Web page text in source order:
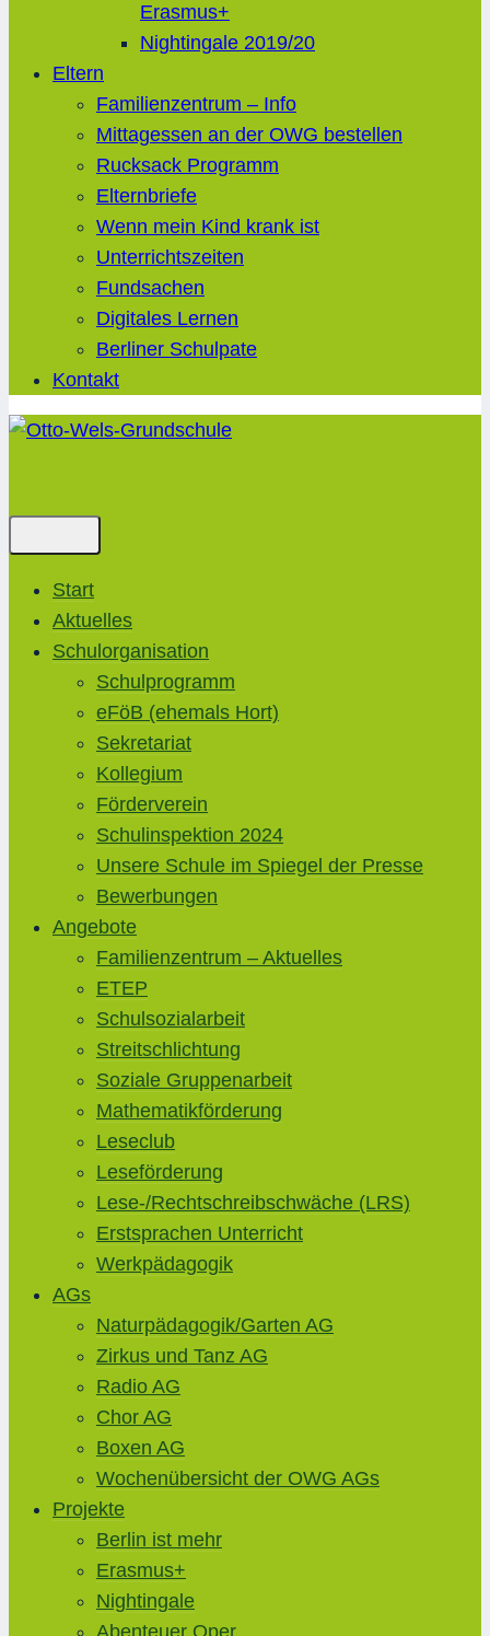
Erasmus+
Nightingale 2019/20
Eltern
Familienzentrum – Info
Mittagessen an der OWG bestellen
Rucksack Programm
Elternbriefe
Wenn mein Kind krank ist
Unterrichtszeiten
Fundsachen
Digitales Lernen
Berliner Schulpate
Kontakt
Start
Aktuelles
Schulorganisation
Schulprogramm
eFöB (ehemals Hort)
Sekretariat
Kollegium
Förderverein
Schulinspektion 2024
Unsere Schule im Spiegel der Presse
Bewerbungen
Angebote
Familienzentrum – Aktuelles
ETEP
Schulsozialarbeit
Streitschlichtung
Soziale Gruppenarbeit
Mathematikförderung
Leseclub
Leseförderung
Lese-/Rechtschreibschwäche (LRS)
Erstsprachen Unterricht
Werkpädagogik
AGs
Naturpädagogik/Garten AG
Zirkus und Tanz AG
Radio AG
Chor AG
Boxen AG
Wochenübersicht der OWG AGs
Projekte
Berlin ist mehr
Erasmus+
Nightingale
Abenteuer Oper